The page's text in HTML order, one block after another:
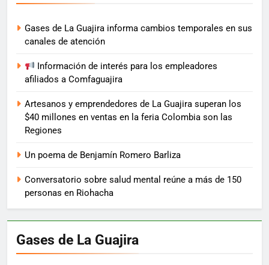
Gases de La Guajira informa cambios temporales en sus
canales de atención
Información de interés para los empleadores
afiliados a Comfaguajira
Artesanos y emprendedores de La Guajira superan los
$40 millones en ventas en la feria Colombia son las
Regiones
Un poema de Benjamín Romero Barliza
Conversatorio sobre salud mental reúne a más de 150
personas en Riohacha
Gases de La Guajira